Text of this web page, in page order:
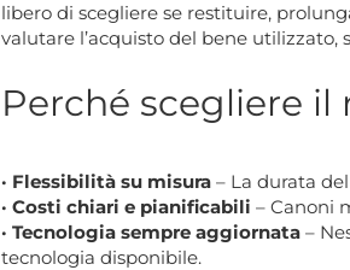
libero di scegliere se restituire,
valutare l’acquisto del bene utilizzato,
Perché scegliere
· Flessibilità su misura – La durata
· Costi chiari e pianificabili – Canoni
· Tecnologia sempre aggiornata –
tecnologia disponibile.